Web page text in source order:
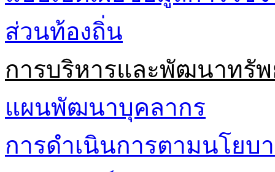
ส่วนท้องถิ่น
การบริหารและพัฒนาทรั
แผนพัฒนาบุคลากร
การดำเนินการตามนโยบ